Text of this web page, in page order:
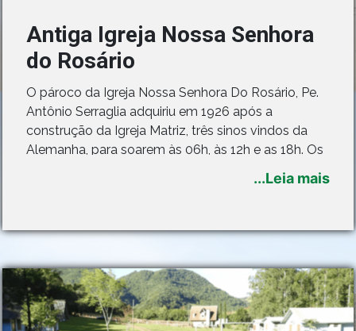
Antiga Igreja Nossa Senhora
do Rosário
O pároco da Igreja Nossa Senhora Do Rosário, Pe.
Antônio Serraglia adquiriu em 1926 após a
construção da Igreja Matriz, três sinos vindos da
Alemanha, para soarem às 06h, às 12h e as 18h. Os
três sinos juntos pesam 914 kg antes de serem
instalados foram abençoados e cada um recebeu
...Leia mais